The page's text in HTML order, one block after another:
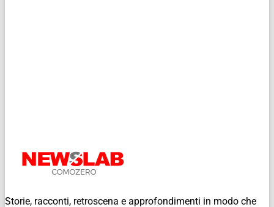
Storie, racconti, retroscena e approfondimenti in modo che